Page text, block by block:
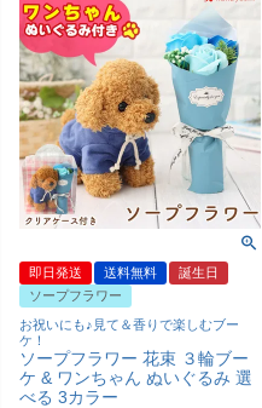
即日発送 送料無料
誕生日
ソープフラワー
お祝いにも♪見て＆香りで楽しむブー
ケ！
ソープフラワー 花束 ３輪ブー
ケ & ワンちゃん ぬいぐるみ 選
べる 3カラー